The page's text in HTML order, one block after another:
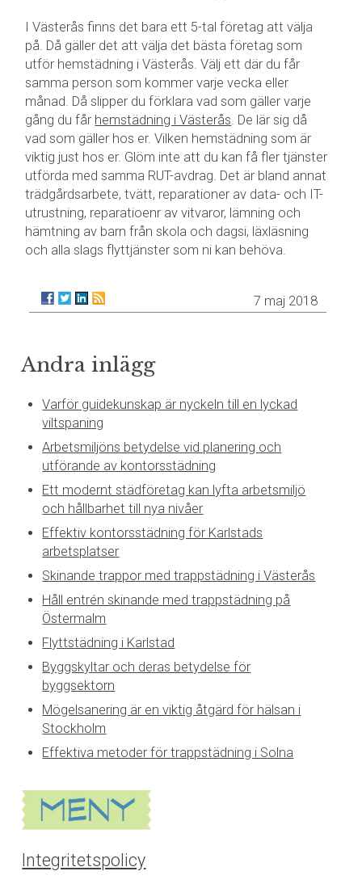
I Västerås finns det bara ett 5-tal företag att välja
på. Då gäller det att välja det bästa företag som
utför hemstädning i Västerås. Välj ett där du får
samma person som kommer varje vecka eller
månad. Då slipper du förklara vad som gäller varje
gång du får hemstädning i Västerås . De lär sig då
vad som gäller hos er. Vilken hemstädning som är
viktig just hos er. Glöm inte att du kan få fler tjänster
utförda med samma RUT-avdrag. Det är bland annat
trädgårdsarbete, tvätt, reparationer av data- och IT-
utrustning, reparatioenr av vitvaror, lämning och
hämtning av barn från skola och dagsi, läxläsning
och alla slags flyttjänster som ni kan behöva.
7 maj 2018
Andra inlägg
Varför guidekunskap är nyckeln till en lyckad
viltspaning
Arbetsmiljöns betydelse vid planering och
utförande av kontorsstädning
Ett modernt städföretag kan lyfta arbetsmiljö
och hållbarhet till nya nivåer
Effektiv kontorsstädning för Karlstads
arbetsplatser
Skinande trappor med trappstädning i Västerås
Håll entrén skinande med trappstädning på
Östermalm
Flyttstädning i Karlstad
Byggskyltar och deras betydelse för
byggsektorn
Mögelsanering är en viktig åtgärd för hälsan i
Stockholm
Effektiva metoder för trappstädning i Solna
Integritetspolicy